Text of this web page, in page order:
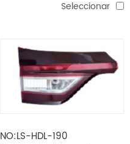
Seleccionar
NO:LS-HDL-190